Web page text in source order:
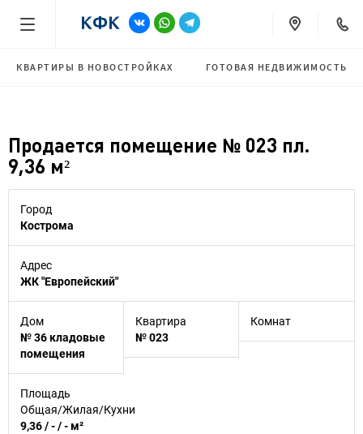
КВАРТИРЫ В НОВОСТРОЙКАХ ГОТОВАЯ НЕДВИЖИМОСТЬ
Продается помещение № 023 пл.
9,36 м²
Город
Кострома
Адрес
ЖК "Европейский"
Дом
№ 36 кладовые
помещения
Квартира
№ 023
Комнат
Площадь
Общая/Жилая/Кухни
9,36 / - / - м²